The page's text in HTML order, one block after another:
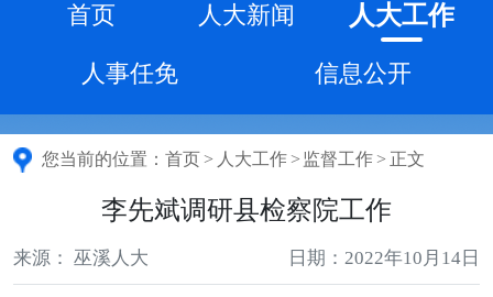
首页 人大新闻 人大工作
人事任免 信息公开
您当前的位置： 首页 > 人大工作 > 监督工作 > 正文
李先斌调研县检察院工作
来源： 巫溪人大 日期：2022年10月14日